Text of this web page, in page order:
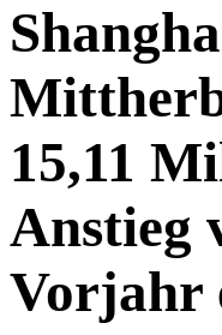
15,11
Anstieg
Vorjahr